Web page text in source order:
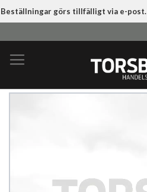
Beställningar görs tillfälligt via e-post.
till
innehållet